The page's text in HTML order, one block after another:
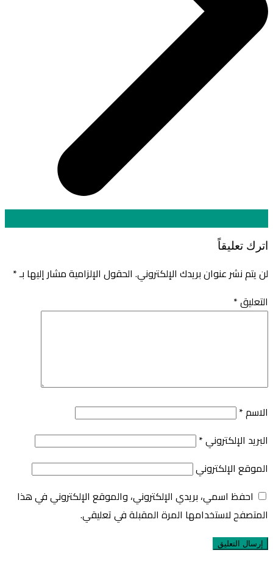
اترك تعليقاً
لن يتم نشر عنوان بريدك الإلكتروني. الحقول الإلزامية مشار إليها بـ*
التعليق*
الاسم*
البريد الإلكتروني*
الموقع الإلكتروني
احفظ اسمي، بريدي الإلكتروني، والموقع الإلكتروني في هذا
المتصفح لاستخدامها المرة المقبلة في تعليقي.